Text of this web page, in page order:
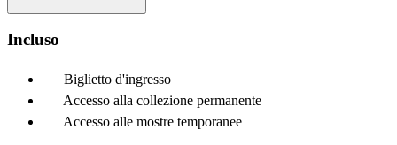
Incluso
Biglietto d'ingresso
Accesso alla collezione permanente
Accesso alle mostre temporanee